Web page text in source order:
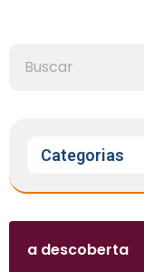
Categorias
a descoberta